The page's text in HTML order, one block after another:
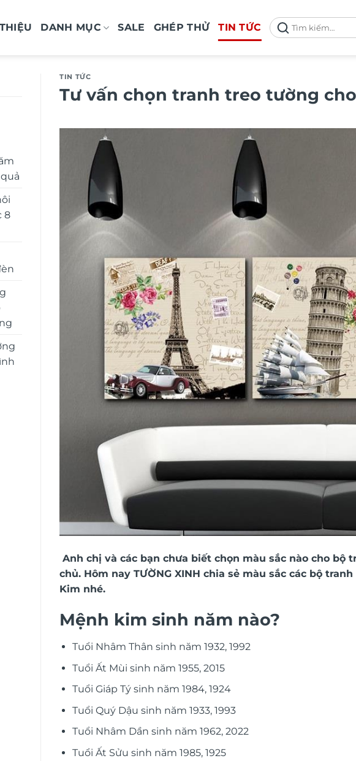
DANH MỤC SALE GHÉP THỬ TIN TỨC
Tìm
kiếm:
8
TIN TỨC
Tư vấn chọn tranh treo tường
Anh chị và các bạn chưa biết chọn màu sắc nào cho bộ
chủ. Hôm nay TƯỜNG XINH chia sẻ màu sắc các bộtranh
Kim nhé.
Mệnh kim sinh năm nào?
Tuổi Nhâm Thân sinh năm 1932, 1992
Tuổi Ất Mùi sinh năm 1955, 2015
Tuổi Giáp Tý sinh năm 1984, 1924
Tuổi Quý Dậu sinh năm 1933, 1993
Tuổi Nhâm Dần sinh năm 1962, 2022
Tuổi Ất Sửu sinh năm 1985, 1925